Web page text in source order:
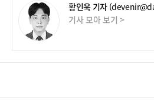
황인욱 기자
기사 모아 보기 >